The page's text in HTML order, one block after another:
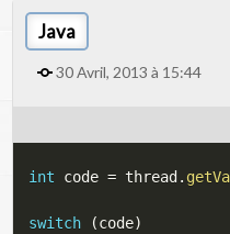
Java
30 Avril, 2013 à 15:44
int code = thread .
switch (code)